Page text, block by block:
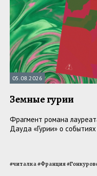
05.08.2026
Земные гурии
Фрагмент романа
Дауда «Гурии» о
#читалка#Франция#